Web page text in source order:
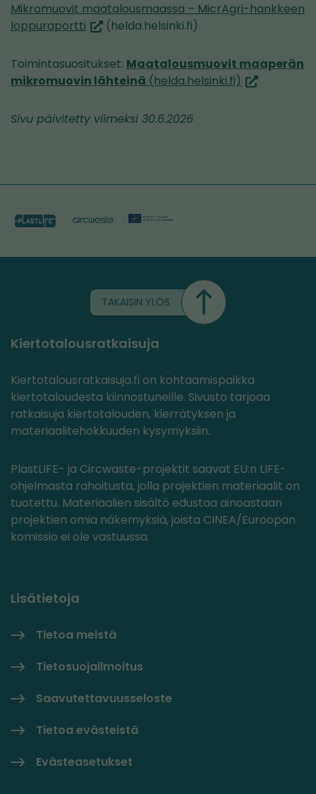
Mikromuovit maatalousmaassa – MicrAgri-hankkeen
loppuraportti (siirryt
palveluun)
(helda.helsinki.fi)
Toimintasuositukset: Maatalousmuovit maaperän
mikromuovin lähteinä (helda.helsinki.fi) (siirryt
Sivu päivitetty viimeksi 30.6.2026
TAKAISIN YLÖS
Kiertotalousratkaisuja
Kiertotalousratkaisuja.fi on kohtaamispaikka
kiertotaloudesta kiinnostuneille. Sivusto tarjoaa
ratkaisuja kiertotalouden, kierrätyksen ja
materiaalitehokkuuden kysymyksiin.
PlastLIFE- ja Circwaste-projektit saavat EU:n LIFE-
ohjelmasta rahoitusta, jolla projektien materiaalit on
tuotettu. Materiaalien sisältö edustaa ainoastaan
projektien omia näkemyksiä, joista CINEA/Euroopan
komissio ei ole vastuussa.
Lisätietoja
Tietoa meistä
Tietosuojailmoitus
Saavutettavuusseloste
Tietoa evästeistä
Evästeasetukset